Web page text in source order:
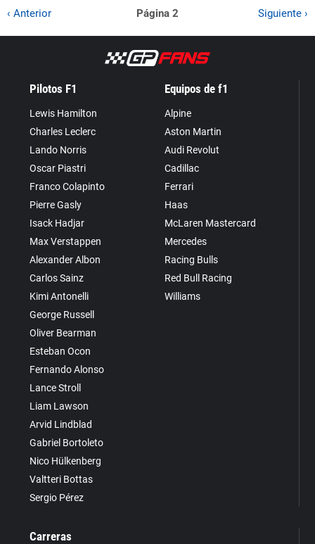
‹ Anterior Página 2 Siguiente ›
Pilotos F1
Lewis Hamilton
Charles Leclerc
Lando Norris
Oscar Piastri
Franco Colapinto
Pierre Gasly
Isack Hadjar
Max Verstappen
Alexander Albon
Carlos Sainz
Kimi Antonelli
George Russell
Oliver Bearman
Esteban Ocon
Fernando Alonso
Lance Stroll
Liam Lawson
Arvid Lindblad
Gabriel Bortoleto
Nico Hülkenberg
Valtteri Bottas
Sergio Pérez
Equipos de f1
Alpine
Aston Martin
Audi Revolut
Cadillac
Ferrari
Haas
McLaren Mastercard
Mercedes
Racing Bulls
Red Bull Racing
Williams
Carreras